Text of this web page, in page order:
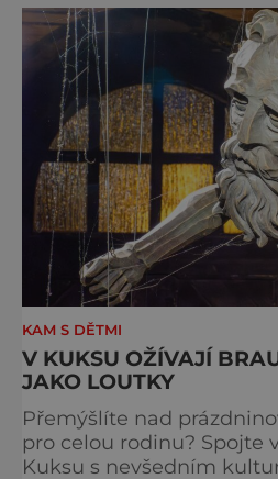
KAM S DĚTMI
V KUKSU OŽÍVAJÍ
JAKO LOUTKY
Přemýšlíte nad
pro celou rodinu? Spojte
Kuksu s nevšedním